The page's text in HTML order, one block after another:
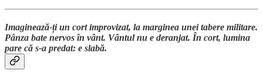
Imaginează-ți un cort improvizat, la marginea unei tabere militare.
Pânza bate nervos în vânt. Vântul nu e deranjat. În cort, lumina
pare că s-a predat: e slabă.